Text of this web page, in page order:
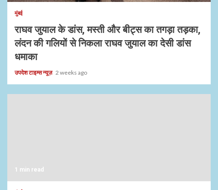
मुंबई
राघव जुयाल के डांस, मस्ती और बीट्स का तगड़ा तड़का,
लंदन की गलियों से निकला राघव जुयाल का देसी डांस
धमाका
उपदेश टाइम्स न्यूज़ 2 weeks ago
1 min read